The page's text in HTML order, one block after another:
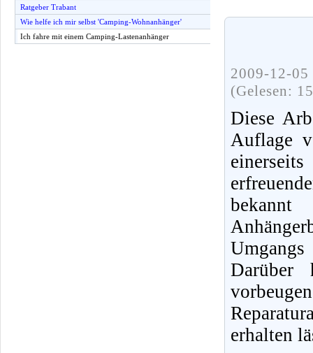
Ratgeber Trabant
Wie helfe ich mir selbst 'Camping-Wohnanhänger'
Ich fahre mit einem Camping-Lastenanhänger
2009-12-
(Gelesen:
Diese
Auflage
erhalten